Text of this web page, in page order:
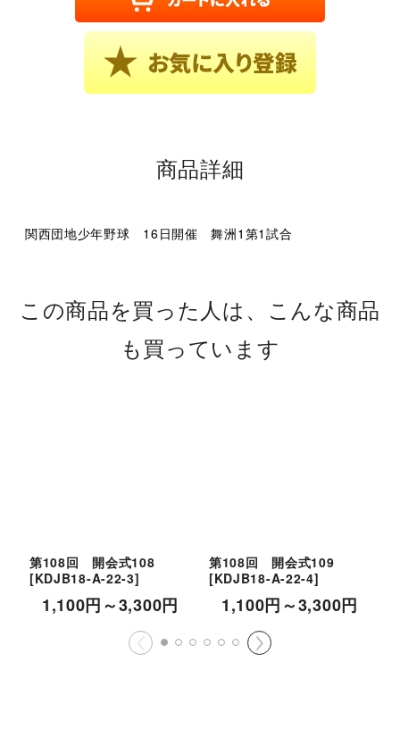
商品詳細
関西団地少年野球 16日開催 舞洲1第1試合
この商品を買った人は、こんな商品
も買っています
第108回 開会式108
[KDJB18-A-22-3]
1,100円～3,300円
第108回 開会式109
[KDJB18-A-22-4]
1,100円～3,300円